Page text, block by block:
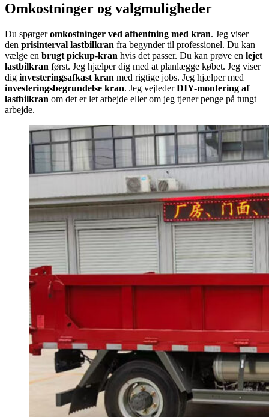
Omkostninger og valgmuligheder
Du spørgeromkostninger ved afhentning med kran. Jeg viser
den prisinterval lastbilkran fra begynder til professionel. Du kan
vælge en brugt pickup-kran hvis det passer. Du kan prøve en lejet
lastbilkran først. Jeg hjælper dig med at planlægge købet. Jeg viser
dig investeringsafkast kran med rigtige jobs. Jeg hjælper med
investeringsbegrundelse kran. Jeg vejlederDIY-montering af
lastbilkran om det er let arbejde eller om jeg tjener penge på tungt
arbejde.